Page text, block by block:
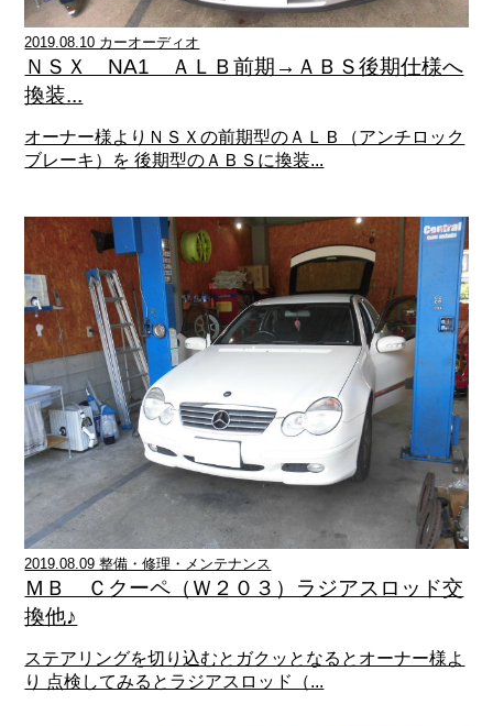
2019.08.10 カーオーディオ
ＮＳＸ NA1 ＡＬＢ前期→ＡＢＳ後期仕様へ
換装...
オーナー様よりＮＳＸの前期型のＡＬＢ（アンチロック
ブレーキ）を 後期型のＡＢＳに換装...
2019.08.09 整備・修理・メンテナンス
ＭＢ Ｃクーペ（Ｗ２０３）ラジアスロッド交
換他♪
ステアリングを切り込むとガクッとなるとオーナー様よ
り 点検してみるとラジアスロッド（...